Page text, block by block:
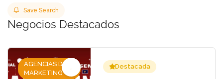
Save Search
Negocios Destacados
AGENCIAS DE
MARKETING
Destacada